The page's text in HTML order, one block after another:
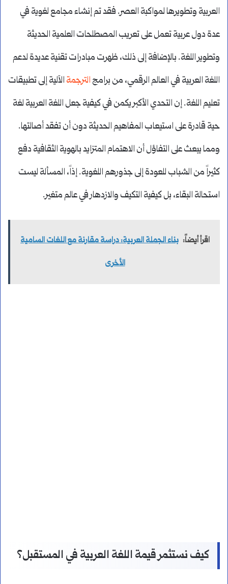
العربية وتطويرها لمواكبة العصر. فقد تم إنشاء مجامع لغوية في
عدة دول عربية تعمل على تعريب المصطلحات العلمية الحديثة
وتطوير اللغة. بالإضافة إلى ذلك، ظهرت مبادرات تقنية عديدة لدعم
اللغة العربية في العالم الرقمي، من برامج الترجمة الآلية إلى تطبيقات
تعليم اللغة. إن التحدي الأكبر يكمن في كيفية جعل اللغة العربية لغة
حية قادرة على استيعاب المفاهيم الحديثة دون أن تفقد أصالتها.
ومما يبعث على التفاؤل أن الاهتمام المتزايد بالهوية الثقافية دفع
كثيراً من الشباب للعودة إلى جذورهم اللغوية. إذاً، المسألة ليست
استحالة البقاء، بل كيفية التكيف والازدهار في عالم متغير.
اقرأ أيضاً: بناء الجملة العربية: دراسة مقارنة مع اللغات السامية
الأخرى
كيف نستثمر قيمة اللغة العربية في المستقبل؟